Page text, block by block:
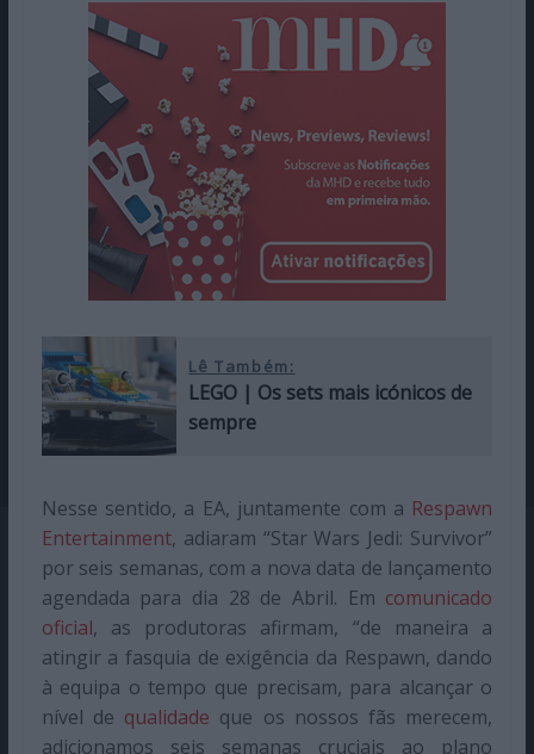
Lê Também:
LEGO | Os sets mais icónicos de
sempre
Nesse sentido, a EA, juntamente com a Respawn
Entertainment, adiaram “Star Wars Jedi: Survivor”
por seis semanas, com a nova data de lançamento
agendada para dia 28 de Abril. Em comunicado
oficial, as produtoras afirmam, “de maneira a
atingir a fasquia de exigência da Respawn, dando
à equipa o tempo que precisam, para alcançar o
nível de qualidade que os nossos fãs merecem,
adicionamos seis semanas cruciais ao plano